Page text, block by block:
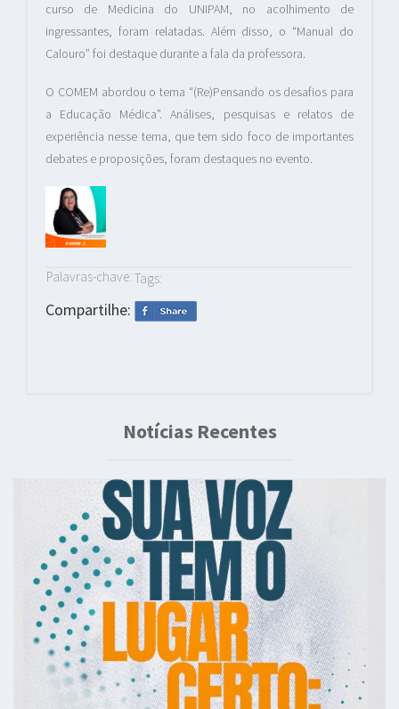
curso de Medicina do UNIPAM, no acolhimento de
ingressantes, foram relatadas. Além disso, o “Manual do
Calouro” foi destaque durante a fala da professora.
O COMEM abordou o tema “(Re)Pensando os desafios para
a Educação Médica”. Análises, pesquisas e relatos de
experiência nesse tema, que tem sido foco de importantes
debates e proposições, foram destaques no evento.
Palavras-chave: Tags:
Compartilhe:
Notícias Recentes